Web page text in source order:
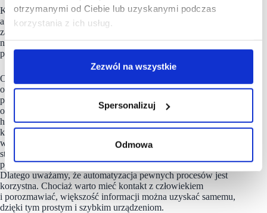
otrzymanymi od Ciebie lub uzyskanymi podczas
korzystania z ich usług.
Zezwól na wszystkie
Spersonalizuj
Odmowa
Karta podarunkowa może być również używana wielokrotnie,
a klienci mogą w każdej chwili sprawdzić stan swojego konta
za pomocą skanera QR kodu. To pozytywnie wpływa
na wartość karty, ponieważ klienci starają się wykorzystać
pozostałe na niej środki przed jej wygaśnięciem.
Oba urządzenia – Wayfindery, czyli centra informacyjne
oraz Giftomaty, czyli automaty do kupowania kart
podarunkowych są tożsame z funkcjami recepcji. Obecnie
obserwujemy trend eliminowania recepcji w galeriach
handlowych, ponieważ ich obsługa wymaga zatrudnienia ludzi,
którzy czasami są zniechęceni i nudzą się w pracy. Jednak
w momencie, kiedy można kupić karty w automacie, ludzie
stają się mniej potrzebni. Informacje, które udzielane były
przez recepcję, można znaleźć na naszych urządzeniach.
Dlatego uważamy, że automatyzacja pewnych procesów jest
korzystna. Chociaż warto mieć kontakt z człowiekiem
i porozmawiać, większość informacji można uzyskać samemu,
dzięki tym prostym i szybkim urządzeniom.